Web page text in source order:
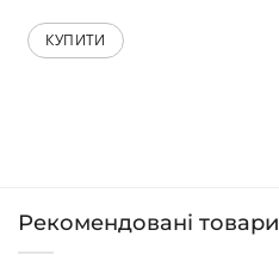
КУПИТИ
Рекомендовані товари